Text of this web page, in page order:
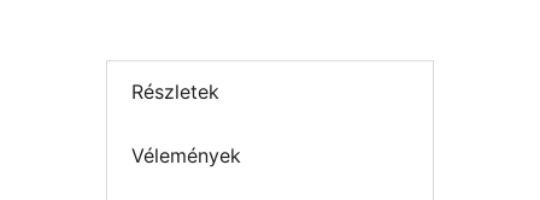
Részletek
Vélemények